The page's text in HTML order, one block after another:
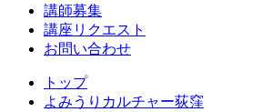
講師募集
講座リクエスト
お問い合わせ
トップ
よみうりカルチャー荻窪